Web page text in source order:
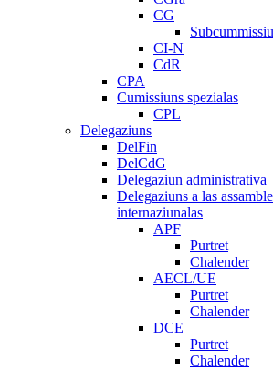
CG
CI-N
CdR
CPA
Cumissiuns spezialas
CPL
Delegaziuns
DelFin
DelCdG
Delegaziun administrativa
Delegaziuns a las
internaziunalas
APF
Purtret
Chalender
AECL/UE
Purtret
Chalender
DCE
Purtret
Chalender